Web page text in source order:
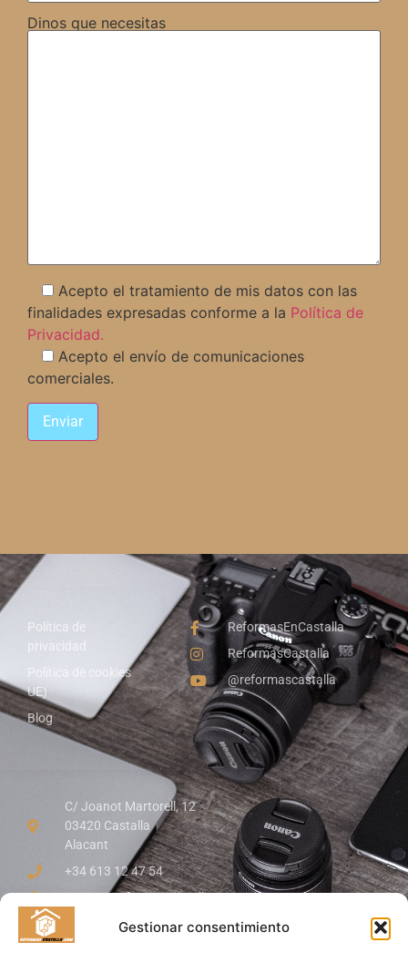
Gestionar consentimiento
Dinos que necesitas
Acepto el tratamiento de mis datos con las
finalidades expresadas conforme a la Política de
Privacidad.
Acepto el envío de comunicaciones
comerciales.
C/ Joanot Martorell, 12
03420 Castalla
Alacant
+34 613 12 47 54
somos@reformascastalla.com
ReformasEnCastalla
ReformasCastalla
@reformascastalla
Política de
privacidad
Política de cookies
UE)
Blog